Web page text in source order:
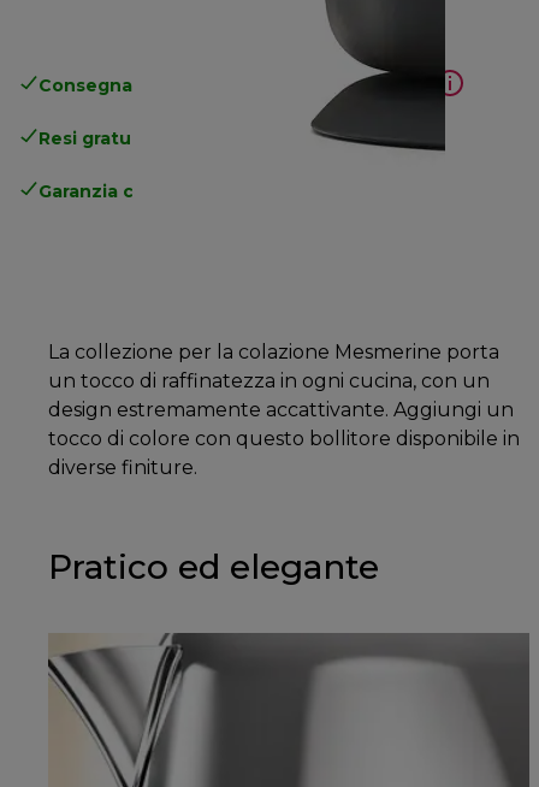
Consegna gratuita standard superiore a 49€
Resi gratuiti
Garanzia completa
La collezione per la colazione Mesmerine porta
un tocco di raffinatezza in ogni cucina, con un
design estremamente accattivante. Aggiungi un
tocco di colore con questo bollitore disponibile in
diverse finiture.
Pratico ed elegante